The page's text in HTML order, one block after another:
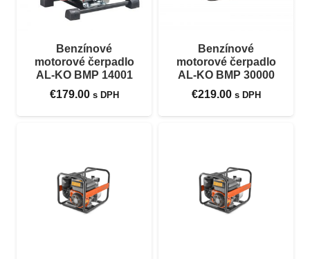
Benzínové
motorové čerpadlo
AL-KO BMP 14001
€179.00 s DPH
Benzínové
motorové čerpadlo
AL-KO BMP 30000
€219.00 s DPH